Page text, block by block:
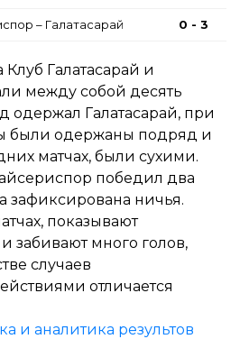
– Галатасарай 0 - 3
Галатасарай и
между собой десять
одержал Галатасарай, при
были одержаны подряд и
матчах, были сухими.
победил два
зафиксирована ничья.
показывают
забивают много голов,
случаев
отличается
и аналитика результов